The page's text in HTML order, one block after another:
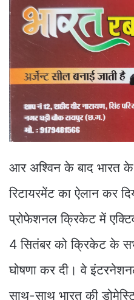
आर अश्विन के बाद भारत
रिटायरमेंट का ऐलान कर
प्रोफेशनल क्रिकेट में
4 सितंबर को क्रिकेट के
घोषणा कर दी। वे
साथ-साथ भारत की